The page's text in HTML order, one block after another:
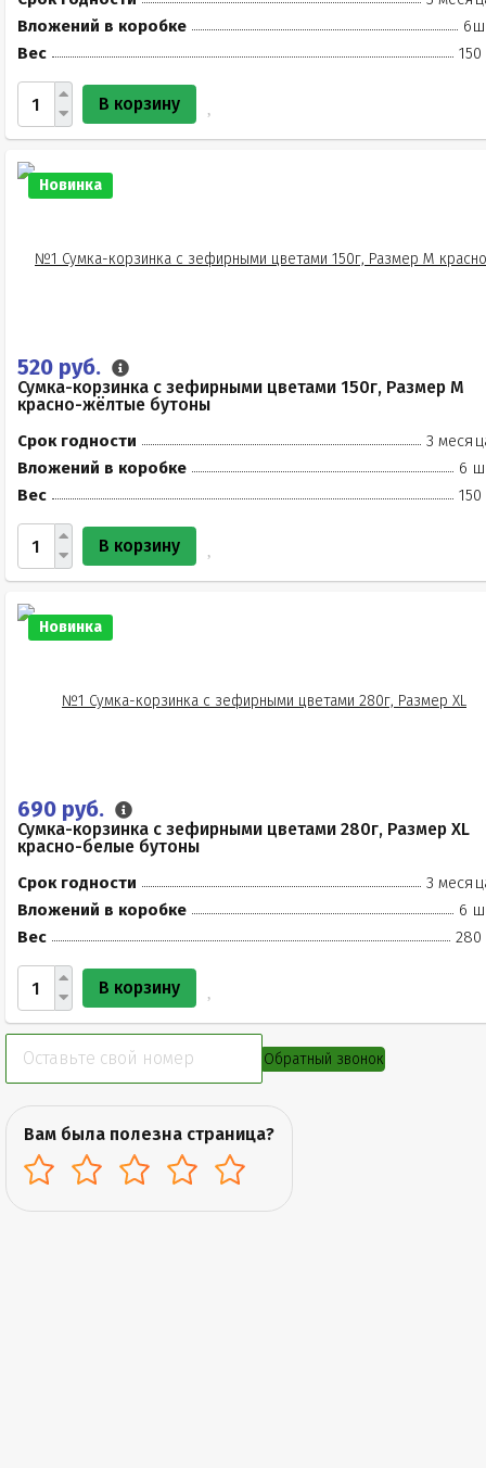
Вложений в коробке
Вес
150
В корзину
Новинка
520 руб.
Сумка-корзинка с зефирными цветами 150г, Размер М
красно-жёлтые бутоны
Срок годности
3
Вложений в коробке
6
Вес
150
В корзину
Новинка
690 руб.
Сумка-корзинка с зефирными цветами 280г, Размер XL
красно-белые бутоны
Срок годности
3
Вложений в коробке
6
Вес
280
В корзину
Обратный звонок
Вам была полезна страница?